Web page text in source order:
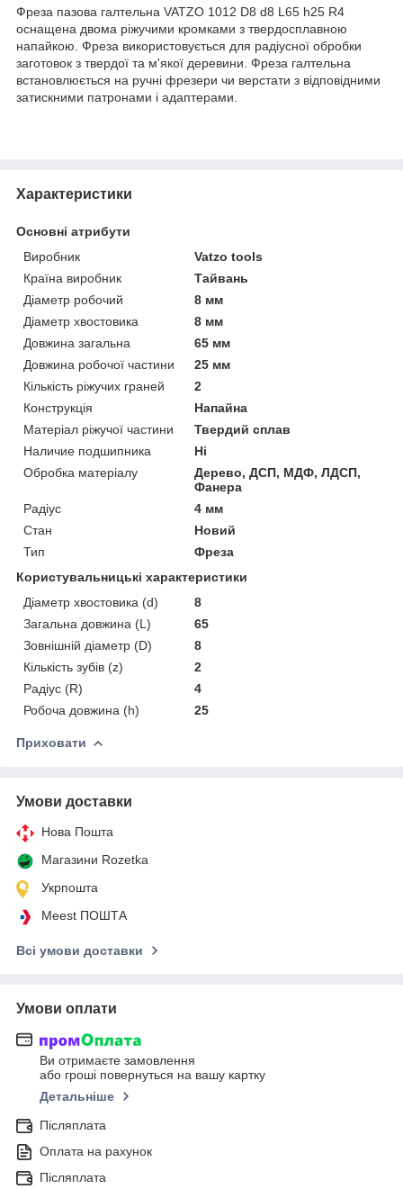
Фреза пазова галтельна VATZO 1012 D8 d8 L65 h25 R4
оснащена двома ріжучими кромками з твердосплавною
напайкою. Фреза використовується для радіусної обробки
заготовок з твердої та м'якої деревини. Фреза галтельна
встановлюється на ручні фрезери чи верстати з відповідними
затискними патронами і адаптерами.
Характеристики
Основні атрибути
Виробник
Vatzo tools
Країна виробник
Тайвань
Діаметр робочий
8 мм
Діаметр хвостовика
8 мм
Довжина загальна
65 мм
Довжина робочої частини
25 мм
Кількість ріжучих граней
2
Конструкція
Напайна
Матеріал ріжучої частини
Твердий сплав
Наличие подшипника
Ні
Обробка матеріалу
Дерево, ДСП, МДФ, ЛДСП,
Фанера
Радіус
4 мм
Стан
Новий
Тип
Фреза
Користувальницькі характеристики
Діаметр хвостовика (d)
8
Загальна довжина (L)
65
Зовнішній діаметр (D)
8
Кількість зубів (z)
2
Радіус (R)
4
Робоча довжина (h)
25
Приховати
Умови доставки
Нова Пошта
Магазини Rozetka
Укрпошта
Meest ПОШТА
Всі умови доставки
Умови оплати
Ви отримаєте замовлення
або гроші повернуться на вашу картку
Детальніше
Післяплата
Оплата на рахунок
Післяплата